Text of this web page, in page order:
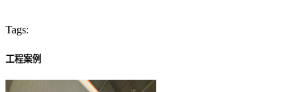
Tags:
工程案例